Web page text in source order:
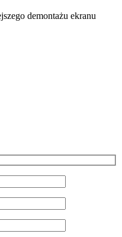
demontażu ekranu